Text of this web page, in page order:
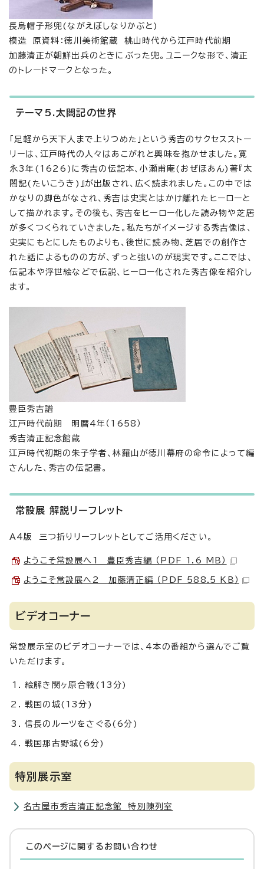
長烏帽子形兜(ながえぼしなりかぶと)
模造 原資料：徳川美術館蔵 桃山時代から江戸時代前期
加藤清正が朝鮮出兵のときにぶった兜。ユニークな形で、清正
のトレードマークとなった。
テーマ5.太閤記の世界
「足軽から天下人まで上りつめた」という秀吉のサクセスストー
リーは、江戸時代の人々はあこがれと興味を抱かせました。寛
永3年(1626)に秀吉の伝記本、小瀬甫庵(おぜほあん)著『太
閤記(たいこうき)』が出版され、広く読まれました。この中では
かなりの脚色がなされ、秀吉は史実とはかけ離れたヒーローと
して描かれます。その後も、秀吉をヒーロー化した読み物や芝居
が多くつくられていきました。私たちがイメージする秀吉像は、
史実にもとにしたものよりも、後世に読み物、芝居での創作さ
れた話によるものの方が、ずっと強いのが現実です。ここでは、
伝記本や浮世絵などで伝説、ヒーロー化された秀吉像を紹介し
ます。
豊臣秀吉譜
江戸時代前期 明暦4年（1658）
秀吉清正記念館蔵
江戸時代初期の朱子学者、林羅山が徳川幕府の命令によって編
さんした、秀吉の伝記書。
常設展 解説リーフレット
A4版 三つ折りリーフレットとしてご活用ください。
ようこそ常設展へ1 豊臣秀吉編 （PDF 1.6 MB）
ようこそ常設展へ2 加藤清正編 （PDF 588.5 KB）
ビデオコーナー
常設展示室のビデオコーナーでは、4本の番組から選んでご覧
いただけます。
絵解き関ヶ原合戦(13分)
戦国の城(13分)
信長のルーツをさぐる(6分)
戦国那古野城(6分)
特別展示室
名古屋市秀吉清正記念館 特別陳列室
このページに関する お問い合わせ